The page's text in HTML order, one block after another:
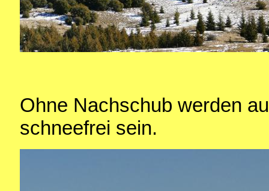
Ohne Nachschub werden
schneefrei sein.